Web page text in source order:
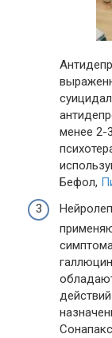
менее 2-
Бефол,